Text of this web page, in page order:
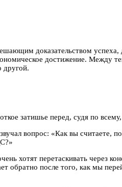
доказательством успеха,
достижение. Между
другой.
затишье перед, судя по
вопрос: «Как вы считаете,
перетаскивать через
после того, как мы